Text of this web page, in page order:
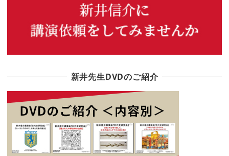
新井先生DVDのご紹介